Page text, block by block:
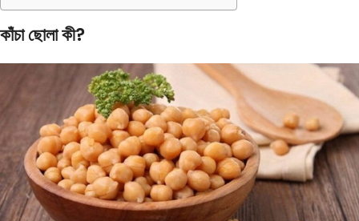
কাঁচা ছোলা কী?